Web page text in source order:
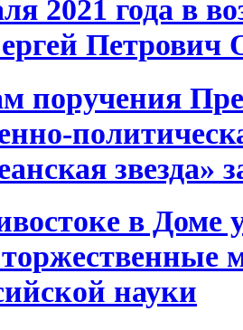
2021 года в
Петрович
поручения
звезда»
в
науки